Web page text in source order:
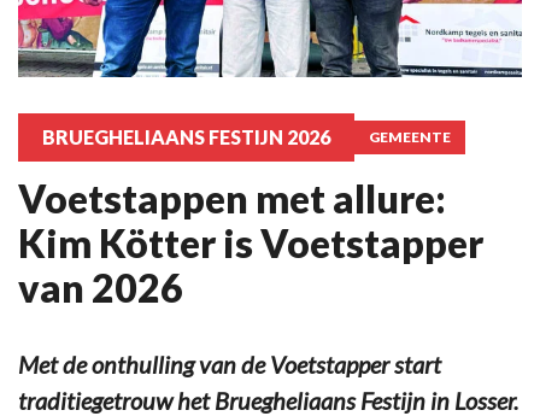
BRUEGHELIAANS FESTIJN 2026 GEMEENTE
Voetstappen met allure:
Kim Kötter is Voetstapper
van 2026
Met de onthulling van de Voetstapper start
traditiegetrouw het Bruegheliaans Festijn in Losser.